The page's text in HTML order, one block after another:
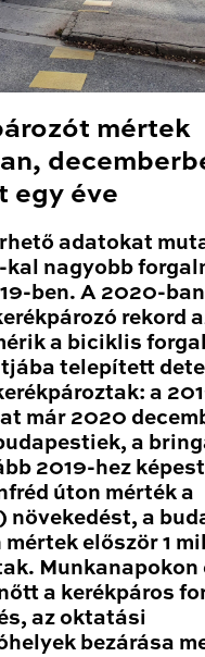
mértek
egy éve
adatokat
kal nagyobb
ben. A 2020-ban
rekord
a biciklis
telepített
a
már 2020
a
2019-hez
úton mérték a
növekedést, a
először 1
Munkanapokon
a kerékpáros
az oktatási
bezárása